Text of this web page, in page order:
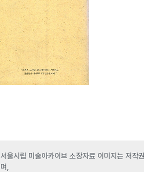
서울시립 미술아카이브 소장자료 이미지는 저작
며,